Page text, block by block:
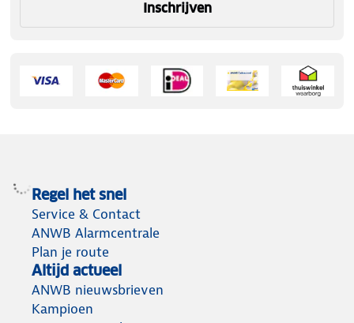
Inschrijven
Regel het snel
Service & Contact
ANWB Alarmcentrale
Plan je route
Altijd actueel
ANWB nieuwsbrieven
Kampioen